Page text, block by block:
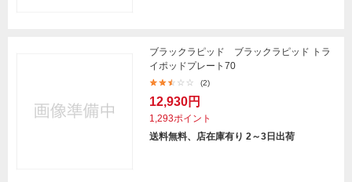
ブラックラピッド ブラックラピッド トラ
イポッドプレート70
(2)
12,930円
1,293ポイント
送料無料、店在庫有り 2～3日出荷